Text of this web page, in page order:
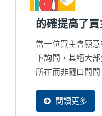
的確提高了
當一位買主會願
下詢問，其絕大
所在而非隨口問
生的，透過一個
閱讀更多